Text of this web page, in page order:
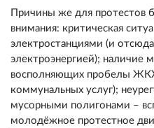
Причины же для протестов
внимания: критическая
электростанциями (и
электроэнергией); наличие
восполняющих пробелы
коммунальных услуг);
мусорными полигонами –
молодёжное протестное